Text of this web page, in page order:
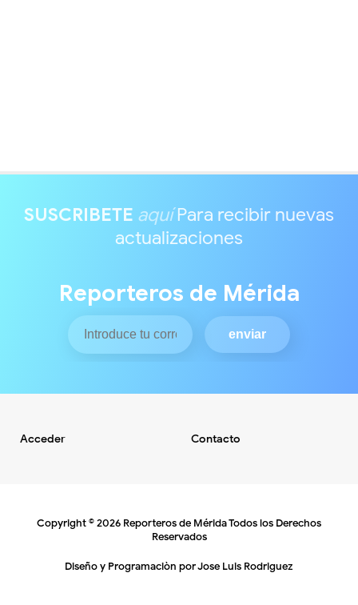
SUSCRIBETE aquíPara recibir nuevas
actualizaciones
Reporteros de Mérida
Acceder Contacto
Copyright ©2026 Reporteros de MéridaTodos los Derechos
Reservados
Diseño y Programaciòn porJose Luis Rodriguez